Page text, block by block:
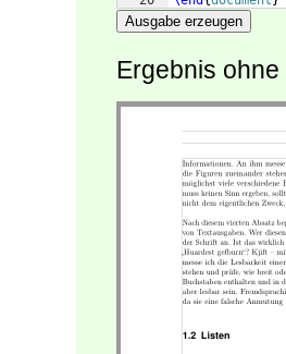
Ausgabe erzeugen
Ergebnis ohne